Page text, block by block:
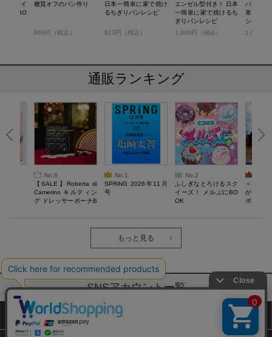
フライ
ットBO
糖質オフのパン作り
869円（税込）
日本一簡単に家で焼け
るちぎりパンレシピ
913円（税込）
エンゼル型付き！ 日本
一簡単に家で焼けるち
ぎりパンレシピ
1,848円（税込）
パン型付
単に家
シピ
1,848円
通販ランキング
No.6
【SALE】Roberta di
Camerino キルティン
グ ドレッサーポーチB
No.1
SPRiNG 2026年11月
号
No.2
ふしぎなとろけるスク
イーズ！ メルぷにBO
OK
＜SALE
がある
ポーチ
もっと見る
SNSアカウントー覧
サイトマップ